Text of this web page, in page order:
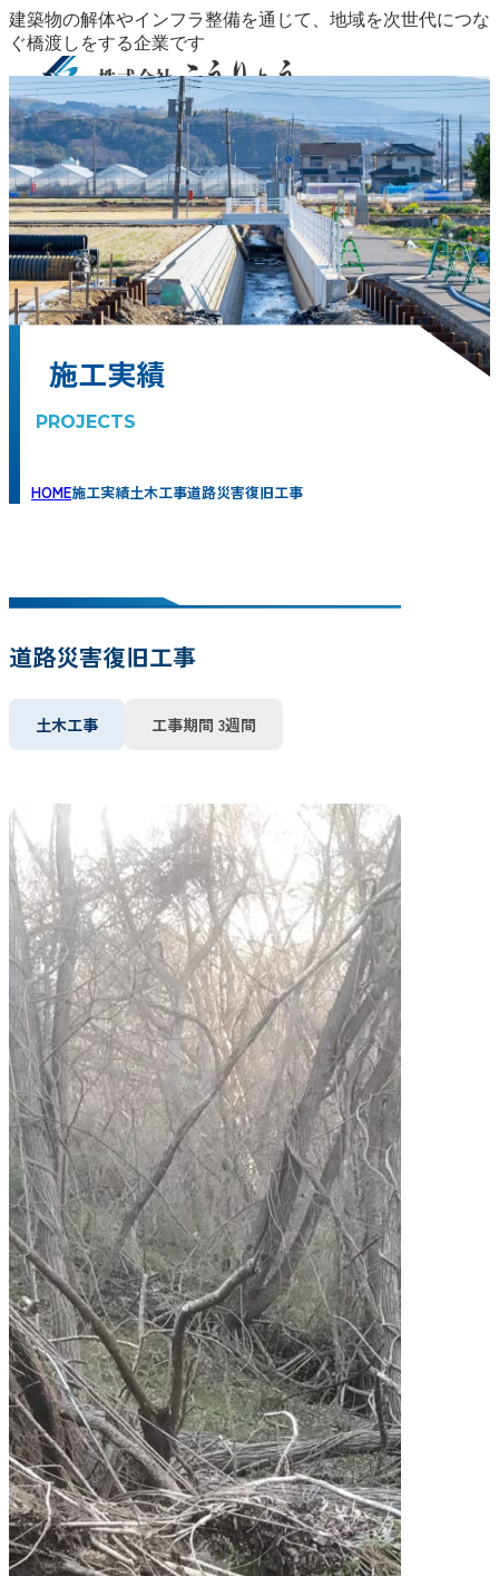
建築物の解体やインフラ整備を通じて、地域を次世代につな
ぐ橋渡しをする企業です
事業紹介
地域整備COMMUNITY DEVELOPMENT インフラ整備
INFRASTRUCTURE 資源循環・廃棄物管理WASTE
MANAGEMENT 外構工事EXTERIOR DESIGN 冬季安全対策
WINTER SAFETY SERVICES
安全・品質 施工実績 保有設備 CSR
会社概要
代表挨拶・ビジョンCEO MESSAGE 会社情報COMPANY
PROFILE アクセス・拠点ACCESS / LOCATIONS
採用情報
事業紹介 安全・品質 施工実績 保有設備 CSR 会社概要 採用
情報 お問い合わせ
施工実績
PROJECTS
HOME施工実績土木工事道路災害復旧工事
道路災害復旧工事
土木工事 工事期間 3週間